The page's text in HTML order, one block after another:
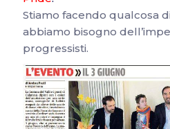
Stiamo facendo qualcosa
abbiamo bisogno
progressisti.